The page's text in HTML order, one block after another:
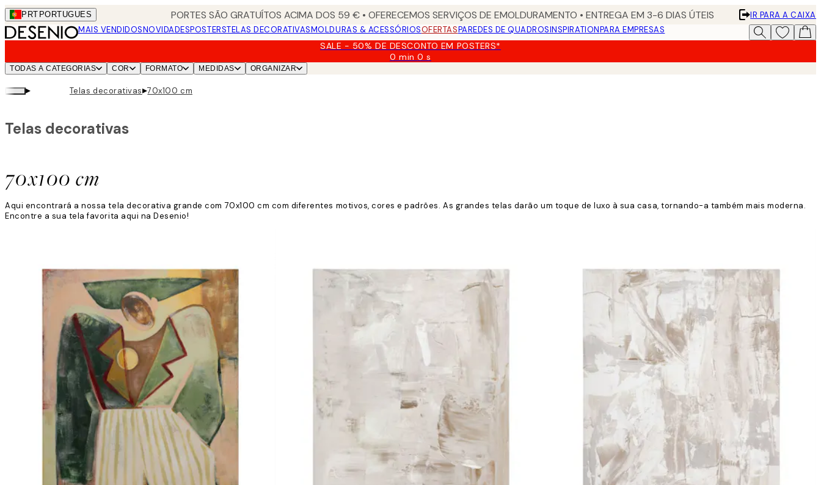
Skip
to
main
PRT PORTUGUES PORTES SÃO GRATUÍTOS ACIMA DOS 59 € • OFERECEMOS SERVIÇOS DE EMOLDURAMENTO • ENTREGA EM 3-6 DIAS ÚTEIS
IR PARA A CAIXA
MAIS VENDIDOSNOVIDADESPOSTERSTELAS DECORATIVASMOLDURAS & ACESSÓRIOSOFERTASPAREDES DE QUADROSINSPIRATIONPARA EMPRESAS
SALE - 50% DE DESCONTO EM POSTERS*
0 min0 s
Válido
TODAS A CATEGORIAS COR FORMATO MEDIDAS ORGANIZAR
▸ Telas decorativas▸70x100 cm
70x100 cm
Telas decorativas
Aqui encontrará a nossa tela decorativa grande com 70x100 cm com diferentes motivos, cores e padrões. As grandes telas darão um toque de luxo à sua casa, tornando-a também mais moderna.
Encontre a sua tela favorita aqui na Desenio!